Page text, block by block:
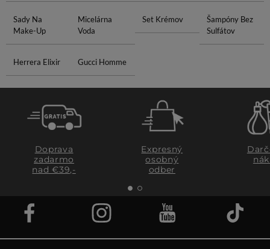
Sady Na
Make-Up
Micelárna
Voda
Set Krémov
Šampóny Bez
Sulfátov
Herrera Elixir Gucci Homme
Doprava
zadarmo
nad €39,-
Expresný
osobný
odber